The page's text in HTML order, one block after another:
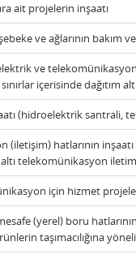
ait projelerin inşaatı
ve ağlarının bakım ve
ve
içerisinde dağıtım
(hidroelektrik santrali,
(iletişim) hatlarının
telekomünikasyon
için hizmet
(yerel) boru
taşımacılığına